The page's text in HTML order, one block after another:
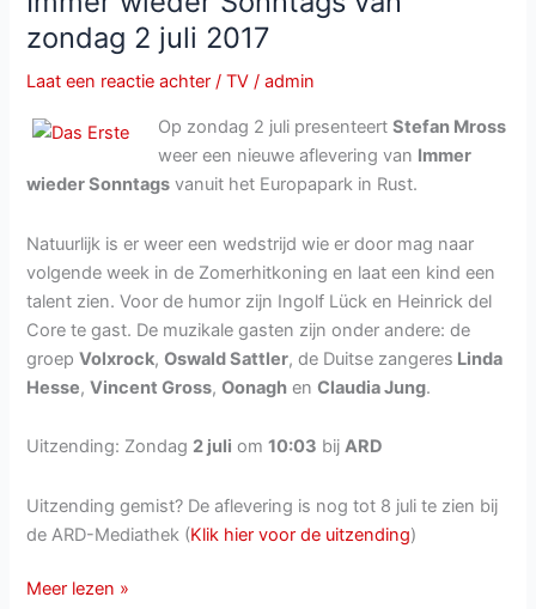
Festival
2017
van
26
2017
zondag 2 juli 2017
Laat een reactie achter /TV /admin
Op zondag 2 juli presenteertStefan Mross
weer een nieuwe aflevering van Immer
wieder Sonntags vanuit het Europapark in Rust.
Natuurlijk is er weer een wedstrijd wie er door mag naar
volgende week in de Zomerhitkoning en laat een kind een
talent zien. Voor de humor zijn Ingolf Lück en Heinrick del
Core te gast. De muzikale gasten zijn onder andere: de
groepVolxrock,Oswald Sattler, de Duitse zangeres Linda
Hesse,Vincent Gross,Oonagh enClaudia Jung.
Uitzending: Zondag 2 juli om10:03 bijARD
Uitzending gemist? De aflevering is nog tot 8 juli te zien bij
de ARD-Mediathek (Klik hier voor de uitzending)
Immer
Meer lezen »